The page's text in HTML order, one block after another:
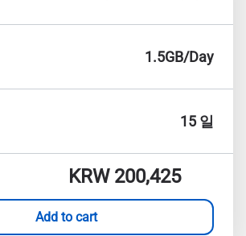
1.5GB/Day
15 일
KRW 200,425
Add to cart